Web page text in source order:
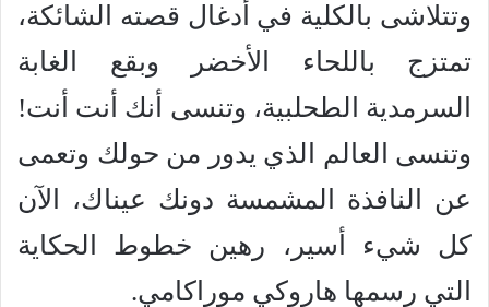
وتتلاشى بالكلية في أدغال قصته الشائكة،
تمتزج باللحاء الأخضر وبقع الغابة
السرمدية الطحلبية، وتنسى أنك أنت أنت!
وتنسى العالم الذي يدور من حولك وتعمى
عن النافذة المشمسة دونك عيناك، الآن
كل شيء أسير، رهين خطوط الحكاية
التي رسمها هاروكي موراكامي.